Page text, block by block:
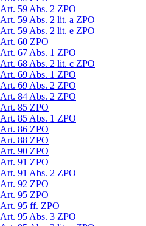
Art. 59 Abs. 2 ZPO
Art. 59 Abs. 2 lit. a ZPO
Art. 59 Abs. 2 lit. e ZPO
Art. 60 ZPO
Art. 67 Abs. 1 ZPO
Art. 68 Abs. 2 lit. c ZPO
Art. 69 Abs. 1 ZPO
Art. 69 Abs. 2 ZPO
Art. 84 Abs. 2 ZPO
Art. 85 ZPO
Art. 85 Abs. 1 ZPO
Art. 86 ZPO
Art. 88 ZPO
Art. 90 ZPO
Art. 91 ZPO
Art. 91 Abs. 2 ZPO
Art. 92 ZPO
Art. 95 ZPO
Art. 95 ff. ZPO
Art. 95 Abs. 3 ZPO